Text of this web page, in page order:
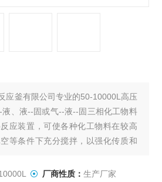
应釜有限公司专业的50-10000L高压
、液--固或气--液--固三相化工物料
应装置，可使各种化工物料在较高
等条件下充分搅拌，以强化传质和
件下进行搅拌反应的设备。
厂商性质： 生产厂家